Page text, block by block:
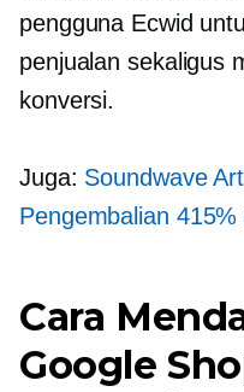
pengguna Ecwid
penjualan sekaligus
konversi.
Juga: Soundwave
Pengembalian
Cara
Google